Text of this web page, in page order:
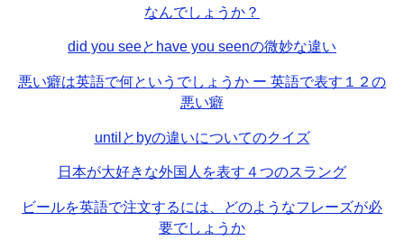
なんでしょうか？
did you seeとhave you seenの微妙な違い
悪い癖は英語で何というでしょうか ー 英語で表す１２の
悪い癖
untilとbyの違いについてのクイズ
日本が大好きな外国人を表す４つのスラング
ビールを英語で注文するには、どのようなフレーズが必
要でしょうか